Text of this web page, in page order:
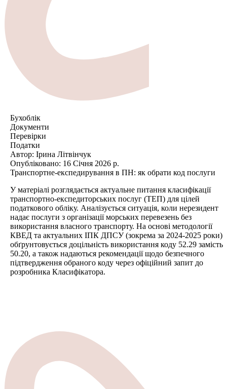
Бухоблік
Документи
Перевірки
Податки
Автор: Ірина Літвінчук
Опубліковано: 16 Січня 2026 р.
Транспортне-експедирування в ПН: як обрати код послуги
У матеріалі розглядається актуальне питання класифікації
транспортно-експедиторських послуг (ТЕП) для цілей
податкового обліку. Аналізується ситуація, коли нерезидент
надає послуги з організації морських перевезень без
використання власного транспорту. На основі методології
КВЕД та актуальних ІПК ДПСУ (зокрема за 2024-2025 роки)
обґрунтовується доцільність використання коду 52.29 замість
50.20, а також надаються рекомендації щодо безпечного
підтвердження обраного коду через офіційний запит до
розробника Класифікатора.